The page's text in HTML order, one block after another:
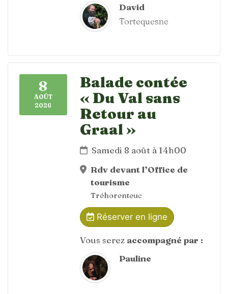
David
Tortequesne
8
AOÛT
2026
Balade contée
« Du Val sans
Retour au
Graal »
Samedi 8 août à 14h00
Rdv devant l’Office de
tourisme
Tréhorenteuc
Réserver en ligne
Vous serez accompagné par :
Pauline